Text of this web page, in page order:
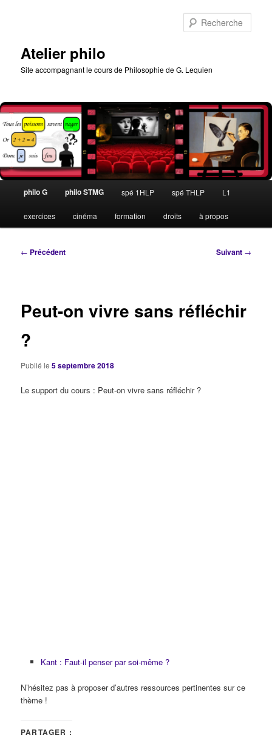
Atelier philo
Site accompagnant le cours de Philosophie de G. Lequien
principal
philo G philo STMG spé 1HLP spé THLP L1
exercices cinéma formation droits à propos
Navigation
← Précédent Suivant →
Peut-on vivre sans réfléchir
?
Publié le5 septembre 2018
Le support du cours : Peut-on vivre sans réfléchir ?
Kant : Faut-il penser par soi-même ?
N’hésitez pas à proposer d’autres ressources pertinentes sur ce
thème !
PARTAGER :